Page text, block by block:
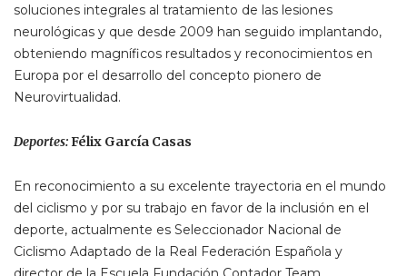
soluciones integrales al tratamiento de las lesiones
neurológicas y que desde 2009 han seguido implantando,
obteniendo magníficos resultados y reconocimientos en
Europa por el desarrollo del concepto pionero de
Neurovirtualidad.
Deportes:Félix García Casas
En reconocimiento a su excelente trayectoria en el mundo
del ciclismo y por su trabajo en favor de la inclusión en el
deporte, actualmente es Seleccionador Nacional de
Ciclismo Adaptado de la Real Federación Española y